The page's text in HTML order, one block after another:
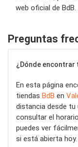
web oficial de BdB.
Preguntas
¿Dónde encontrar
En esta página
tiendas BdB en
distancia desde tu
consultar el
puedes ver
si está abierta hoy.